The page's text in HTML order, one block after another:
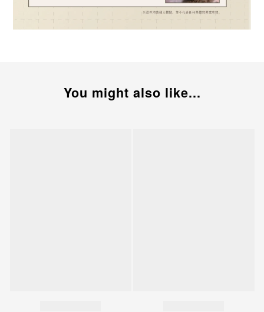
You might also like...